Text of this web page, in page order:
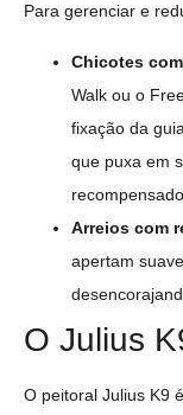
Para gerenciar e
Chicotes
Walk ou o
fixação da
que puxa em
Arreios com
apertam
O Julius
O peitoral Julius K9